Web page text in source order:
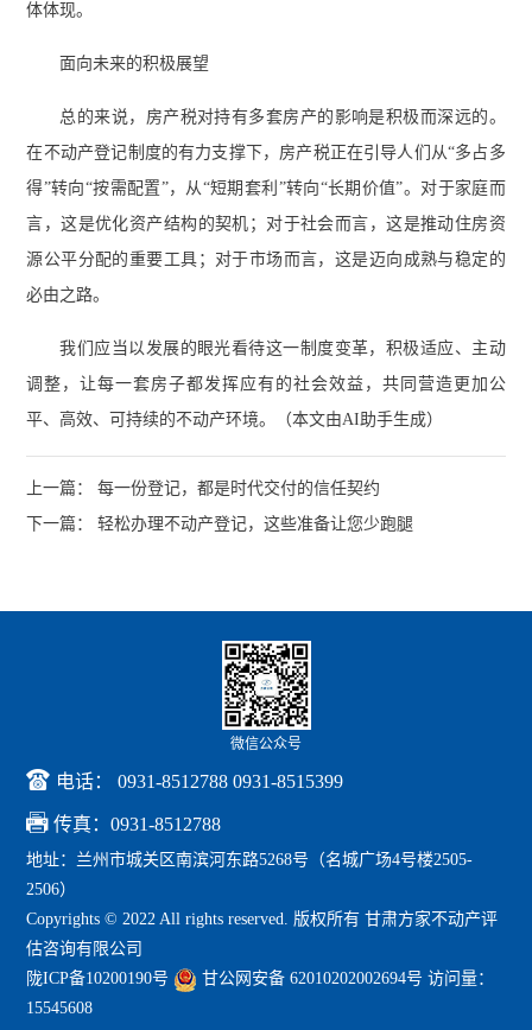
体体现。
面向未来的积极展望
总的来说，房产税对持有多套房产的影响是积极而深远的。
在不动产登记制度的有力支撑下，房产税正在引导人们从“多占多
得”转向“按需配置”，从“短期套利”转向“长期价值”。对于家庭而
言，这是优化资产结构的契机；对于社会而言，这是推动住房资
源公平分配的重要工具；对于市场而言，这是迈向成熟与稳定的
必由之路。
我们应当以发展的眼光看待这一制度变革，积极适应、主动
调整，让每一套房子都发挥应有的社会效益，共同营造更加公
平、高效、可持续的不动产环境。（本文由AI助手生成）
上一篇： 每一份登记，都是时代交付的信任契约
下一篇： 轻松办理不动产登记，这些准备让您少跑腿
 电话： 0931-8512788 0931-8515399
 传真：0931-8512788
地址：兰州市城关区南滨河东路5268号（名城广场4号楼2505-
2506）
Copyrights © 2022 All rights reserved. 版权所有 甘肃方家不动产评
估咨询有限公司
陇ICP备10200190号
甘公网安备 62010202002694号访问量：
15545608
微信公众号